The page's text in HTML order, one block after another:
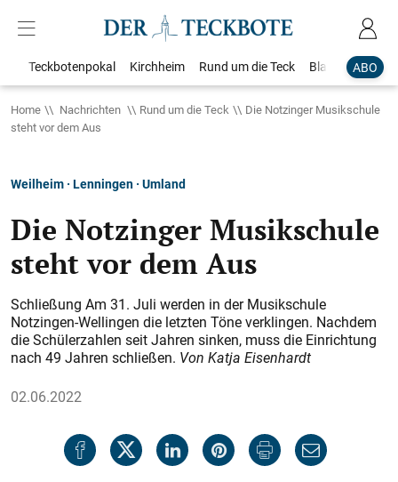
ABO
Teckbotenpokal Kirchheim Rund um die Teck Blaulicht
Home Nachrichten Rund um die Teck
Die Notzinger Musikschule
steht vor dem Aus
Weilheim · Lenningen · Umland
Die Notzinger Musikschule
steht vor dem Aus
Schließung Am 31. Juli werden in der Musikschule
Notzingen-Wellingen die letzten Töne verklingen. Nachdem
die Schülerzahlen seit Jahren sinken, muss die Einrichtung
nach 49 Jahren schließen. Von Katja Eisenhardt
02.06.2022